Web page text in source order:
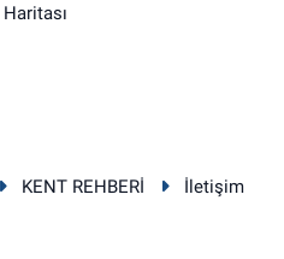
KENT REHBERİ
İletişim